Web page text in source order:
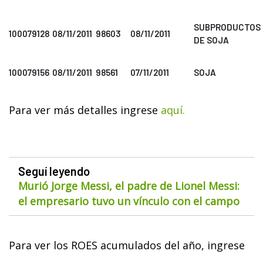
100079128 08/11/2011 98603 08/11/2011
SUBPRODUCTOS
DE SOJA
100079156 08/11/2011 98561 07/11/2011 SOJA
Para ver más detalles ingrese aquí.
Seguí leyendo
Murió Jorge Messi, el padre de Lionel Messi:
el empresario tuvo un vínculo con el campo
Para ver los ROES acumulados del año, ingrese